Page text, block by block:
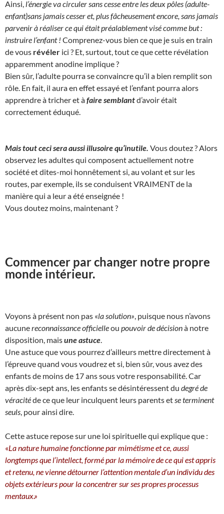
Ainsi, l’énergie va circuler sans cesse entre les deux pôles (adulte-
enfant)sans jamais cesser et, plus fâcheusement encore, sans jamais
parvenir à réaliser ce qui était préalablement visé comme but :
instruire l’enfant ! Comprenez-vous bien ce que je suis en train
de vous révéler ici ? Et, surtout, tout ce que cette révélation
apparemment anodine implique ?
Bien sûr, l’adulte pourra se convaincre qu’il a bien remplit son
rôle. En fait, il aura en effet essayé et l’enfant pourra alors
apprendre à tricher et àfaire semblantd’avoir était
correctement éduqué.
Mais tout ceci sera aussi illusoire qu’inutile. Vous doutez ? Alors
observez les adultes qui composent actuellement notre
société et dites-moi honnêtement si, au volant et sur les
routes, par exemple, ils se conduisent VRAIMENT de la
manière qui a leur a été enseignée !
Vous doutez moins, maintenant ?
Commencer par changer notre propre
monde intérieur.
Voyons à présent non pas «la solution» , puisque nous n’avons
aucunereconnaissance officielleou pouvoir de décisionà notre
disposition, maisune astuce
Une astuce que vous pourrez d’ailleurs mettre directement à
l’épreuve quand vous voudrez et si, bien sûr, vous avez des
enfants de moins de 17 ans sous votre responsabilité. Car
après dix-sept ans, les enfants se désintéressent du degré de
véracitéde ce que leur inculquent leurs parents et se terminent
seuls , pour ainsi dire.
Cette astuce repose sur une loi spirituelle qui explique que :
«La nature humaine fonctionne par mimétisme et ce, aussi
longtemps que l’intellect, formé par la mémoire de ce qui est appris
et retenu, ne vienne détourner l’attention mentale d’un individu des
objets extérieurs pour la concentrer sur ses propres processus
mentaux.»